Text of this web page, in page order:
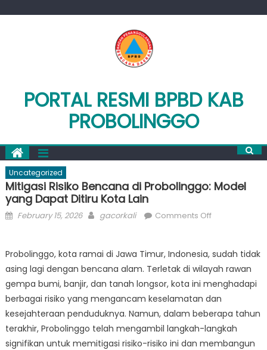
PORTAL RESMI BPBD KAB
PROBOLINGGO
Uncategorized
Mitigasi Risiko Bencana di Probolinggo: Model
yang Dapat Ditiru Kota Lain
Posted
February 15, 2026 Author
gacorkali Comments Offon
Bencana
di
Probolinggo:
Model
yang
Dapat
Ditiru
Probolinggo, kota ramai di Jawa Timur, Indonesia, sudah tidak
asing lagi dengan bencana alam. Terletak di wilayah rawan
gempa bumi, banjir, dan tanah longsor, kota ini menghadapi
berbagai risiko yang mengancam keselamatan dan
kesejahteraan penduduknya. Namun, dalam beberapa tahun
terakhir, Probolinggo telah mengambil langkah-langkah
signifikan untuk memitigasi risiko-risiko ini dan membangun